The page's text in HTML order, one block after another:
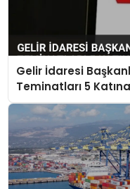
Gelir İdaresi
Teminatları 5